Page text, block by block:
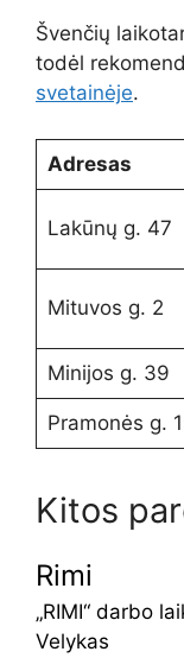
Švenčių
todėl
svetainėje.
Adresas
Lakūnų g. 47
Mituvos g. 2
Minijos g. 39
Pramonės g.
Kitos
Rimi
„RIMI“ darbo
Velykas